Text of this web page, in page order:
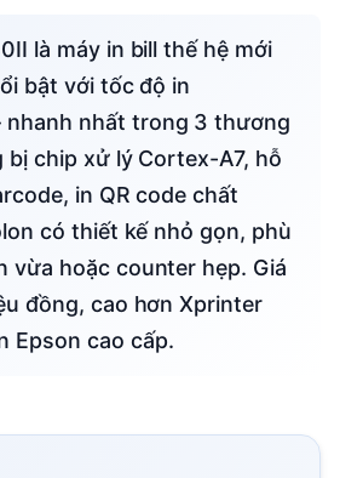
bật với tốc độ in
nhất trong 3 thương
bị chip xử lý Cortex-A7, hỗ
in QR code chất
có thiết kế nhỏ gọn, phù
vừa hoặc counter hẹp. Giá
đồng, cao hơn Xprinter
Epson cao cấp.